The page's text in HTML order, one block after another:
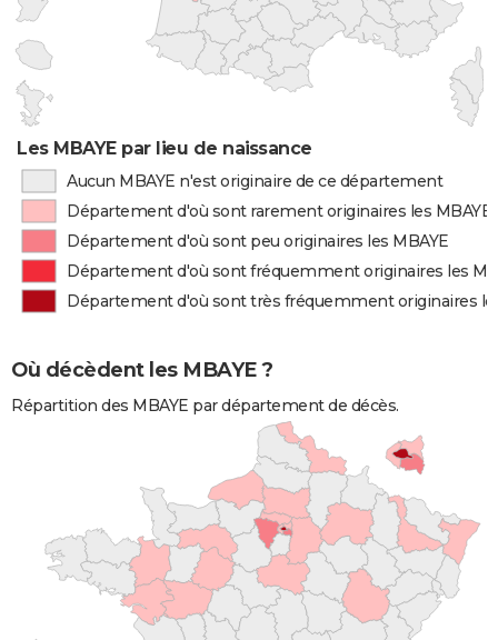
Les MBAYE par lieu de naissance
Aucun MBAYE n'est originaire de ce département
Département d'où sont rarement originaires les MBAYE
Département d'où sont peu originaires les MBAYE
Département d'où sont fréquemment originaires les
Département d'où sont très fréquemment originaires
Où décèdent les MBAYE ?
Répartition des MBAYE par département de décès.